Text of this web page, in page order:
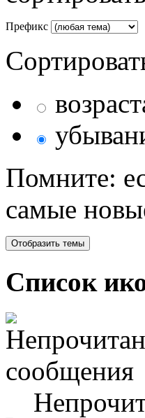
Префикс
Помните:
самые
Список